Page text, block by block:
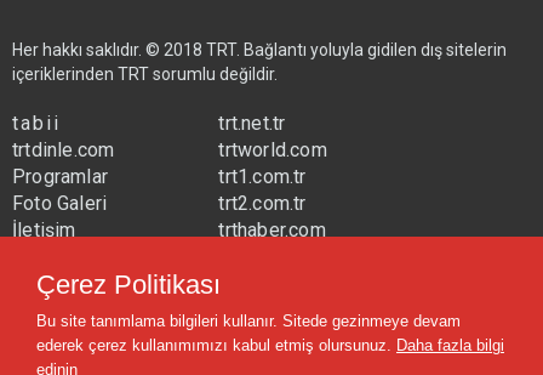
Her hakkı saklıdır. © 2018 TRT. Bağlantı yoluyla gidilen dış sitelerin
içeriklerinden TRT sorumlu değildir.
tabii
trtdinle.com
Programlar
Foto Galeri
İletişim
trt.net.tr
trtworld.com
trt1.com.tr
trt2.com.tr
trthaber.com
trtavaz.com.tr
trtmuzik.net.tr
trtcocuk.net.tr
Çerez Politikası
Bu site tanımlama bilgileri kullanır. Sitede gezinmeye devam
ederek çerez kullanımımızı kabul etmiş olursunuz. Daha fazla bilgi
edinin